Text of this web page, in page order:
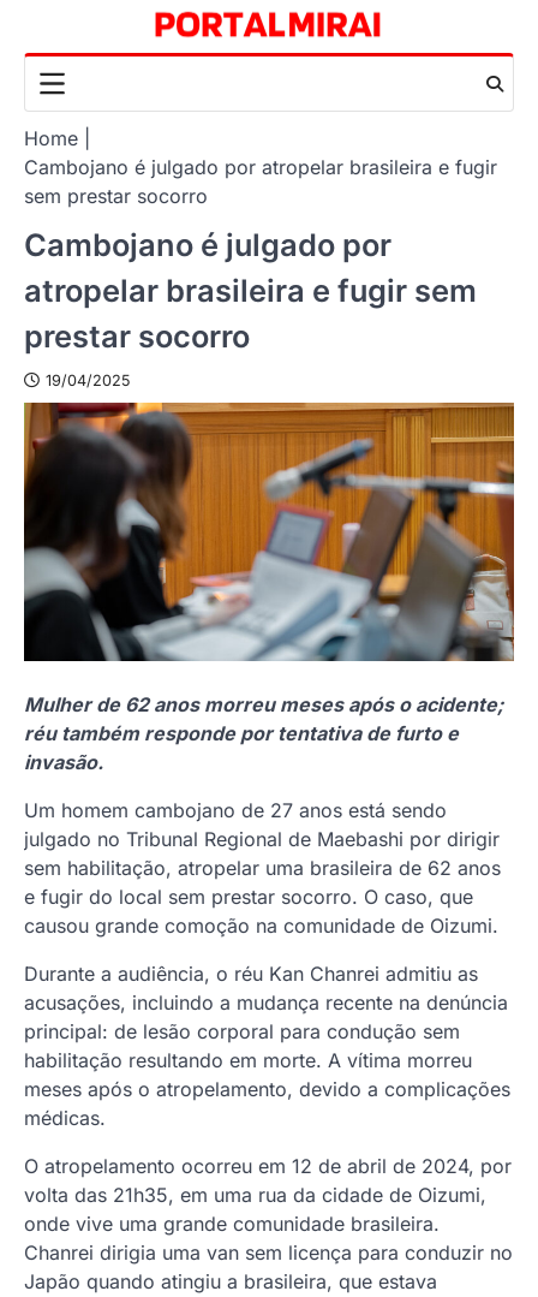
content
Home
Cambojano é julgado por atropelar brasileira e fugir
sem prestar socorro
Cambojano é julgado por
atropelar brasileira e fugir sem
prestar socorro
19/04/2025
Mulher de 62 anos morreu meses após o acidente;
réu também responde por tentativa de furto e
invasão.
Um homem cambojano de 27 anos está sendo
julgado no Tribunal Regional de Maebashi por dirigir
sem habilitação, atropelar uma brasileira de 62 anos
e fugir do local sem prestar socorro. O caso, que
causou grande comoção na comunidade de Oizumi.
Durante a audiência, o réu Kan Chanrei admitiu as
acusações, incluindo a mudança recente na denúncia
principal: de lesão corporal para condução sem
habilitação resultando em morte. A vítima morreu
meses após o atropelamento, devido a complicações
médicas.
O atropelamento ocorreu em 12 de abril de 2024, por
volta das 21h35, em uma rua da cidade de Oizumi,
onde vive uma grande comunidade brasileira.
Chanrei dirigia uma van sem licença para conduzir no
Japão quando atingiu a brasileira, que estava